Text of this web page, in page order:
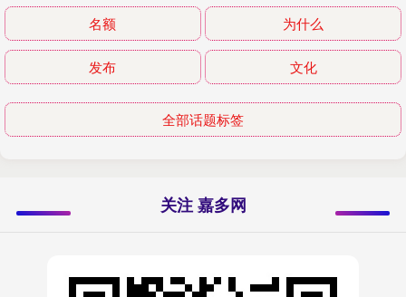
名额 为什么
发布 文化
全部话题标签
关注 嘉多网